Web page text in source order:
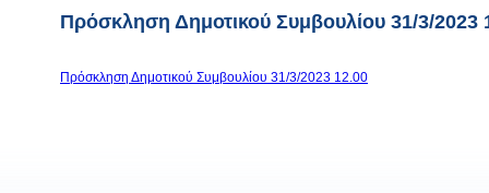
Πρόσκληση Δημοτικού Συμβουλίου 31/3/2023
Πρόσκληση Δημοτικού Συμβουλίου 31/3/2023 12.00